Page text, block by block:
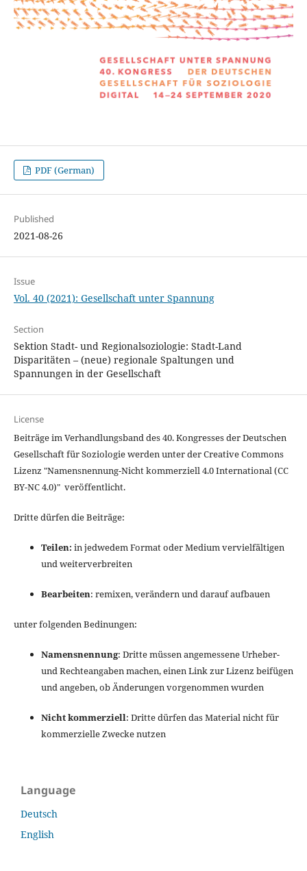
PDF (German)
Published
2021-08-26
Issue
Vol. 40 (2021): Gesellschaft unter Spannung
Section
Sektion Stadt- und Regionalsoziologie: Stadt-Land
Disparitäten – (neue) regionale Spaltungen und
Spannungen in der Gesellschaft
License
Beiträge im Verhandlungsband des 40. Kongresses der Deutschen
Gesellschaft für Soziologie werden unter der Creative Commons
Lizenz "Namensnennung-Nicht kommerziell 4.0 International(CC
BY-NC 4.0)" veröffentlicht.
Dritte dürfen die Beiträge:
Teilen: in jedwedem Format oder Medium vervielfältigen
und weiterverbreiten
Bearbeiten: remixen, verändern und darauf aufbauen
unter folgenden Bedinungen:
Namensnennung: Dritte müssen angemessene Urheber-
und Rechteangaben machen, einen Link zur Lizenz beifügen
und angeben, ob Änderungen vorgenommen wurden
Nicht kommerziell: Dritte dürfen das Material nicht für
kommerzielle Zwecke nutzen
Language
Deutsch
English